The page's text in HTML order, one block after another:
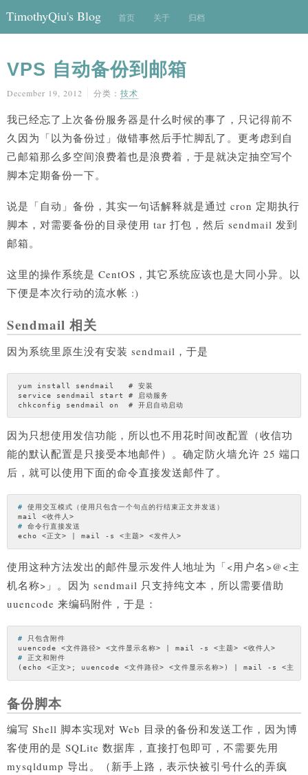
TimothyQiu's Blog 首页 关于 归档
VPS 自动备份到邮箱
December 19, 2012 分类： 技术
我已经忘了上次备份服务器是什么时候的事了，只记得前不
久因为「以为备份过」做错事然后手忙脚乱了。更考虑到自
己邮箱那么多空间浪费着也是浪费着，于是就决定抽空写个
脚本定期备份一下。
说是「自动」备份，其实一句话解释就是通过 cron 定期执行
脚本，对需要备份的目录使用 tar 打包，然后 sendmail 发到
邮箱。
这里的操作系统是 CentOS，其它系统应该也是大同小异。以
下便是本次行动的流水帐 :)
Sendmail 相关
因为系统里原生没有安装 sendmail，于是
yum install sendmail   # 安装
service sendmail start # 启动服务
因为只想使用发信功能，所以也不用花时间改配置（收信功
能的默认配置是只接受本地邮件）。确定防火墙允许 25 端口
后，就可以使用下面的命令直接发送邮件了。
# 使用交互模式（使用只包含一个句点的行结束正文并发送）
# 命令行直接发送
使用这种方法发出的邮件显示发件人地址为「<用户名>@<主
机名称>」。因为 sendmail 只支持纯文本，所以需要借助
uuencode 来编码附件，于是：
# 只包含附件
# 正文和附件
备份脚本
编写 Shell 脚本实现对 Web 目录的备份和发送工作，因为博
客使用的是 SQLite 数据库，直接打包即可，不需要先用
mysqldump 导出。（新手上路，表示快被引号什么的弄疯